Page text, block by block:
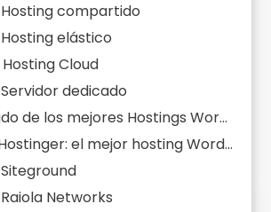
Hosting compartido
Hosting elástico
Hosting Cloud
Servidor dedicado
Listado de los mejores Hostings WordPress en 2026
Hostinger: el mejor hosting WordPress en calidad/precio
Siteground
Raiola Networks